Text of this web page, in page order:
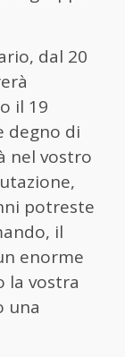
dal 20
il 19
degno di
nel vostro
potreste
il
enorme
la vostra
una